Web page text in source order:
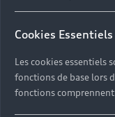
Cookies Essentiels
Les cookies essentiels
fonctions de base lors
fonctions
commerciales
I would like to